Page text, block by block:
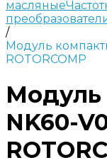
масляные
/
Модуль
ROTORCOMP
Модуль
NK60-